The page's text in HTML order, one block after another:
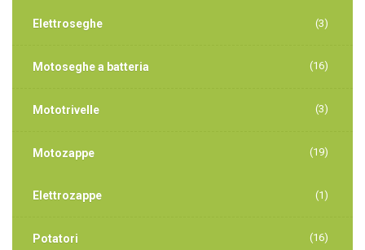
Elettroseghe (3)
Motoseghe a batteria (16)
Mototrivelle (3)
Motozappe (19)
Elettrozappe (1)
Potatori (16)